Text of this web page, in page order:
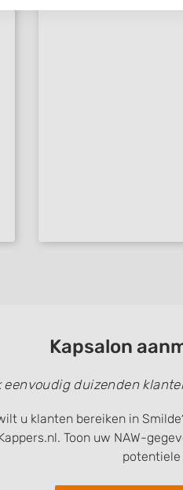
Kapsalon
eenvoudig duizenden
u klanten bereiken in
Toon uw NAW-
potentiele